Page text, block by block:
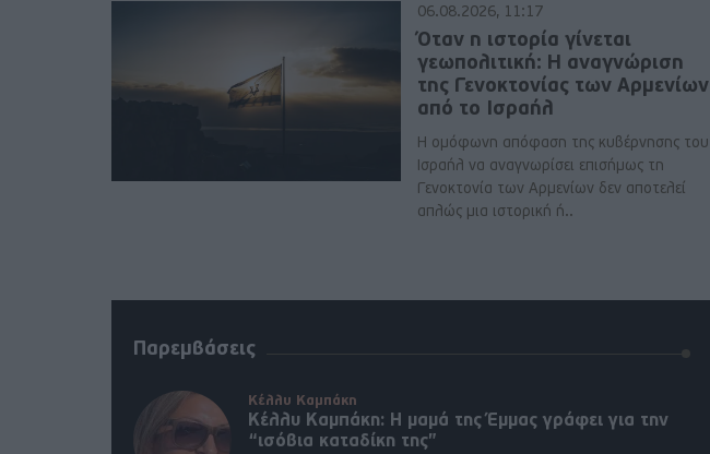
06.08.2026, 11:17
Όταν η ιστορία γίνεται
γεωπολιτική: Η αναγνώριση
της Γενοκτονίας των Αρμενίων
από το Ισραήλ
Η ομόφωνη απόφαση της κυβέρνησης του
Ισραήλ να αναγνωρίσει επισήμως τη
Γενοκτονία των Αρμενίων δεν αποτελεί
απλώς μια ιστορική ή..
Παρεμβάσεις
Κέλλυ Καμπάκη
Κέλλυ Καμπάκη: Η μαμά της Έμμας γράφει για την
“ισόβια καταδίκη της”